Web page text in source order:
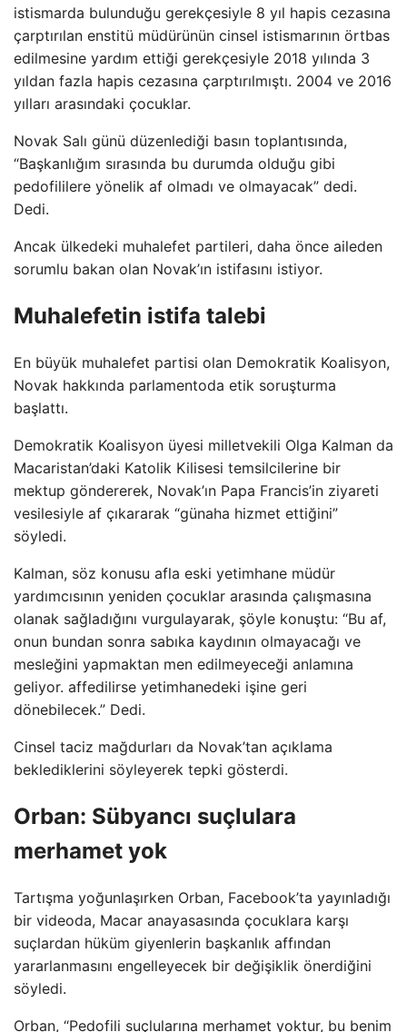
istismarda bulunduğu gerekçesiyle 8 yıl hapis cezasına
çarptırılan enstitü müdürünün cinsel istismarının örtbas
edilmesine yardım ettiği gerekçesiyle 2018 yılında 3
yıldan fazla hapis cezasına çarptırılmıştı. 2004 ve 2016
yılları arasındaki çocuklar.
Novak Salı günü düzenlediği basın toplantısında,
“Başkanlığım sırasında bu durumda olduğu gibi
pedofililere yönelik af olmadı ve olmayacak” dedi.
Dedi.
Ancak ülkedeki muhalefet partileri, daha önce aileden
sorumlu bakan olan Novak’ın istifasını istiyor.
Muhalefetin istifa talebi
En büyük muhalefet partisi olan Demokratik Koalisyon,
Novak hakkında parlamentoda etik soruşturma
başlattı.
Demokratik Koalisyon üyesi milletvekili Olga Kalman da
Macaristan’daki Katolik Kilisesi temsilcilerine bir
mektup göndererek, Novak’ın Papa Francis’in ziyareti
vesilesiyle af çıkararak “günaha hizmet ettiğini”
söyledi.
Kalman, söz konusu afla eski yetimhane müdür
yardımcısının yeniden çocuklar arasında çalışmasına
olanak sağladığını vurgulayarak, şöyle konuştu: “Bu af,
onun bundan sonra sabıka kaydının olmayacağı ve
mesleğini yapmaktan men edilmeyeceği anlamına
geliyor. affedilirse yetimhanedeki işine geri
dönebilecek.” Dedi.
Cinsel taciz mağdurları da Novak’tan açıklama
beklediklerini söyleyerek tepki gösterdi.
Orban: Sübyancı suçlulara
merhamet yok
Tartışma yoğunlaşırken Orban, Facebook’ta yayınladığı
bir videoda, Macar anayasasında çocuklara karşı
suçlardan hüküm giyenlerin başkanlık affından
yararlanmasını engelleyecek bir değişiklik önerdiğini
söyledi.
Orban, “Pedofili suçlularına merhamet yoktur, bu benim